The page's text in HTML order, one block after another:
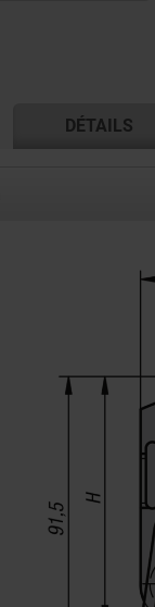
DÉTAILS